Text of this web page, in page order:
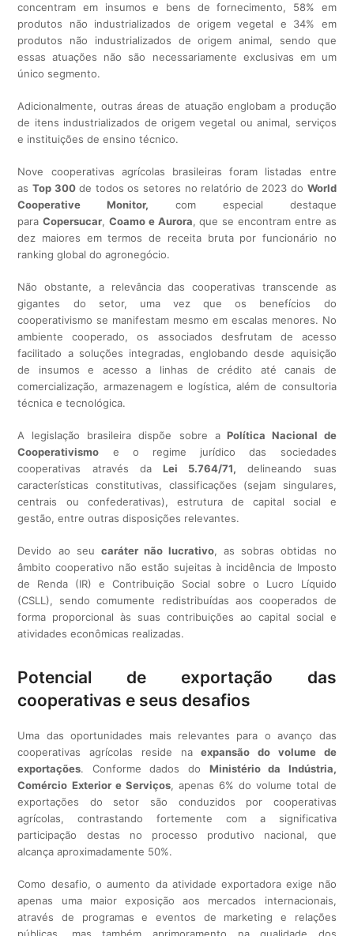
concentram em insumos e bens de fornecimento, 58% em
produtos não industrializados de origem vegetal e 34% em
produtos não industrializados de origem animal, sendo que
essas atuações não são necessariamente exclusivas em um
único segmento.
Adicionalmente, outras áreas de atuação englobam a produção
de itens industrializados de origem vegetal ou animal, serviços
e instituições de ensino técnico.
Nove cooperativas agrícolas brasileiras foram listadas entre
asTop 300de todos os setores no relatório de 2023 do World
Cooperative Monitor, com especial destaque
paraCopersucar,Coamo e Aurora, que se encontram entre as
dez maiores em termos de receita bruta por funcionário no
ranking global do agronegócio.
Não obstante, a relevância das cooperativas transcende as
gigantes do setor, uma vez que os benefícios do
cooperativismo se manifestam mesmo em escalas menores. No
ambiente cooperado, os associados desfrutam de acesso
facilitado a soluções integradas, englobando desde aquisição
de insumos e acesso a linhas de crédito até canais de
comercialização, armazenagem e logística, além de consultoria
técnica e tecnológica.
A legislação brasileira dispõe sobre aPolítica Nacional de
Cooperativismo e o regime jurídico das sociedades
cooperativas através da Lei 5.764/71, delineando suas
características constitutivas, classificações (sejam singulares,
centrais ou confederativas), estrutura de capital social e
gestão, entre outras disposições relevantes.
Devido ao seu caráter não lucrativo, as sobras obtidas no
âmbito cooperativo não estão sujeitas à incidência de Imposto
de Renda (IR) e Contribuição Social sobre o Lucro Líquido
(CSLL), sendo comumente redistribuídas aos cooperados de
forma proporcional às suas contribuições ao capital social e
atividades econômicas realizadas.
Potencial de exportação das
cooperativas e seus desafios
Uma das oportunidades mais relevantes para o avanço das
cooperativas agrícolas reside naexpansão do volume de
exportações. Conforme dados do Ministério da Indústria,
Comércio Exterior e Serviços, apenas 6% do volume total de
exportações do setor são conduzidos por cooperativas
agrícolas, contrastando fortemente com a significativa
participação destas no processo produtivo nacional, que
alcança aproximadamente 50%.
Como desafio, o aumento da atividade exportadora exige não
apenas uma maior exposição aos mercados internacionais,
através de programas e eventos de marketing e relações